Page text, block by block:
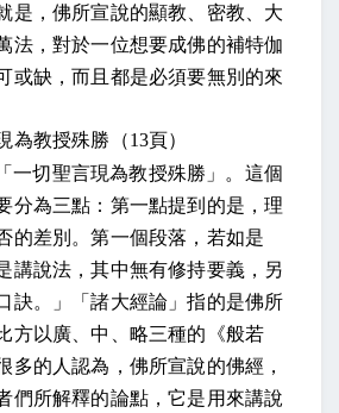
是，佛所宣說的顯教、密教、大
法，對於一位想要成佛的補特伽
或缺，而且都是必須要無別的來
為教授殊勝（13頁）
一切聖言現為教授殊勝」。這個
分為三點：第一點提到的是，理
的差別。第一個段落， 若如是
講說法，其中無有修持要義，另
訣。」
「諸大經論」指的是佛所
方以廣、中、略三種的《般若
多的人認為，佛所宣說的佛經，
們所解釋的論點，它是用來講說